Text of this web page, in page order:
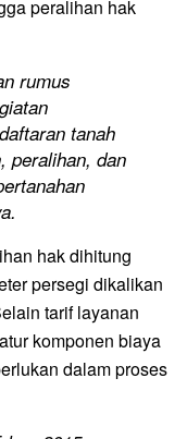
peralihan hak
rumus
tanah
peralihan, dan
hak dihitung
persegi dikalikan
tarif layanan
komponen biaya
dalam proses